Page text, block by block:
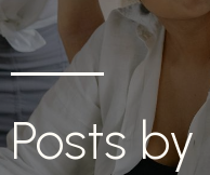
Posts by